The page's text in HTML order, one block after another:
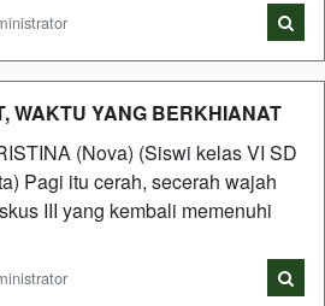
WAKTU YANG BERKHIANAT
(Nova) (Siswi kelas VI SD
Pagi itu cerah, secerah wajah
III yang kembali memenuhi